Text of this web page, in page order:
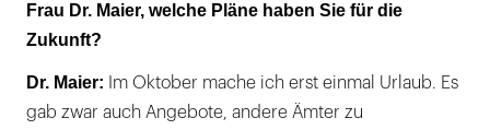
Frau Dr. Maier, welche Pläne haben Sie für die
Zukunft?
Dr. Maier: Im Oktober mache ich erst einmal Urlaub. Es
gab zwar auch Angebote, andere Ämter zu